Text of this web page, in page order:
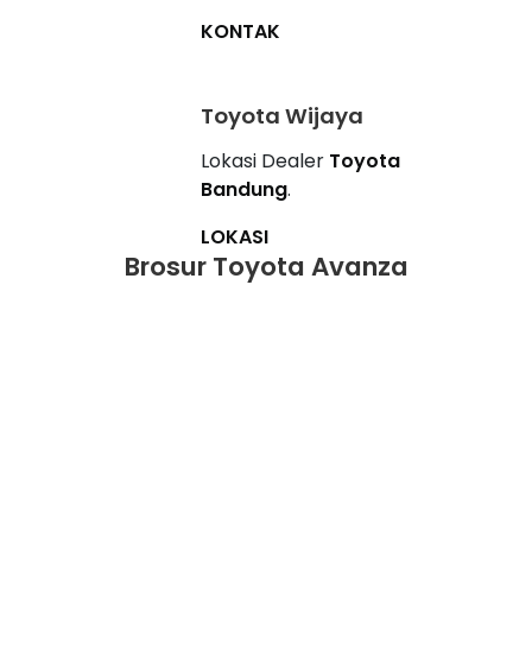
KONTAK
Toyota Wijaya
Lokasi Dealer Toyota
Bandung.
LOKASI
Brosur Toyota Avanza